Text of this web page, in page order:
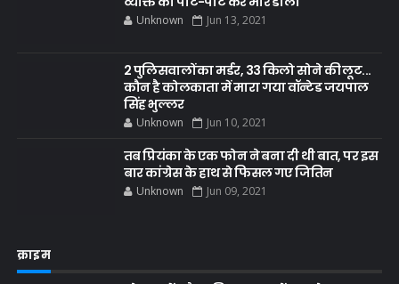
Unknown Jun 13, 2021
2 पुलिसवालों का मर्डर, 33 किलो सोने की लूट...
कौन है कोलकाता में मारा गया वॉन्टेड जयपाल
सिंह भुल्लर
Unknown Jun 10, 2021
तब प्रियंका के एक फोन ने बना दी थी बात, पर इस
बार कांग्रेस के हाथ से फिसल गए जितिन
Unknown Jun 09, 2021
क्राइम